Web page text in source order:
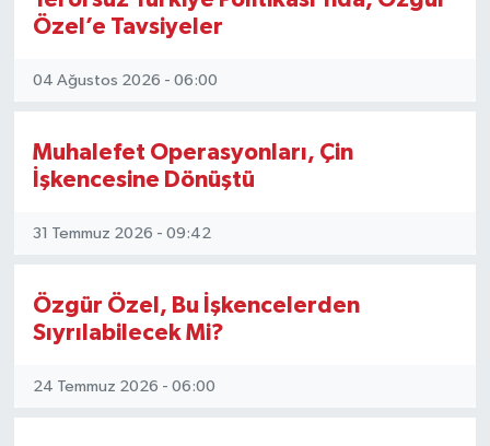
Özel’e Tavsiyeler
04 Ağustos 2026 - 06:00
Muhalefet Operasyonları, Çin
İşkencesine Dönüştü
31 Temmuz 2026 - 09:42
Özgür Özel, Bu İşkencelerden
Sıyrılabilecek Mi?
24 Temmuz 2026 - 06:00
Ekonomi
Eleman
Emlak
Haber